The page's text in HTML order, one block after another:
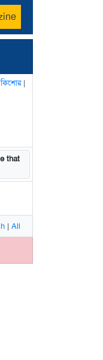
কিশোর|
that
| All